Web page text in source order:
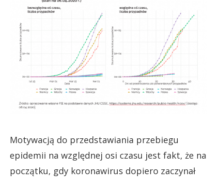
Motywacją do przedstawiania przebiegu
epidemii na względnej osi czasu jest fakt, że na
początku, gdy koronawirus dopiero zaczynał